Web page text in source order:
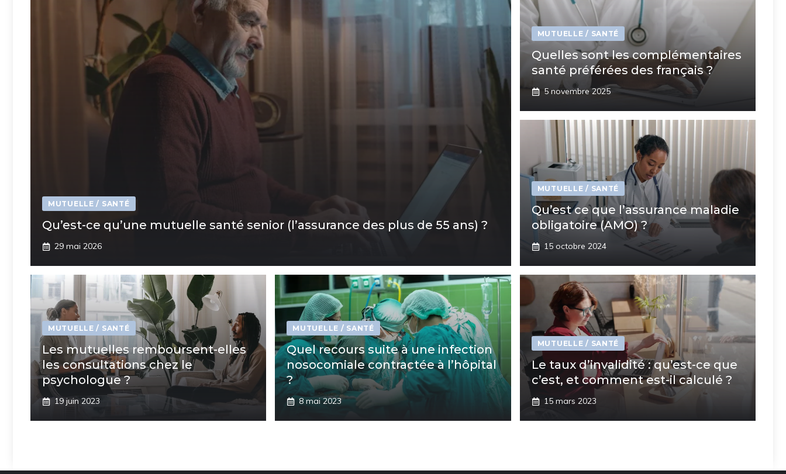
MUTUELLE / SANTÉ
Qu’est-ce qu’une mutuelle santé senior (l’assurance des plus de 55 ans) ?
29 mai 2026
MUTUELLE / SANTÉ
Quelles sont les complémentaires
santé préférées des français ?
5 novembre 2025
MUTUELLE / SANTÉ
Qu’est ce que l’assurance maladie
obligatoire (AMO) ?
15 octobre 2024
MUTUELLE / SANTÉ
Les mutuelles remboursent-elles
les consultations chez le
psychologue ?
19 juin 2023
MUTUELLE / SANTÉ
Quel recours suite à une infection
nosocomiale contractée à l’hôpital
?
8 mai 2023
MUTUELLE / SANTÉ
Le taux d’invalidité : qu’est-ce que
c’est, et comment est-il calculé ?
15 mars 2023